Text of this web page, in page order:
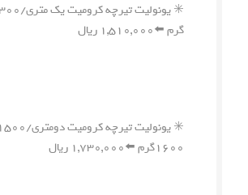
گرم ⬅️۱,۵۱۰,۰۰۰ ریال
۱۶۰۰گرم ⬅️۱,۷۳۰,۰۰۰ ریال